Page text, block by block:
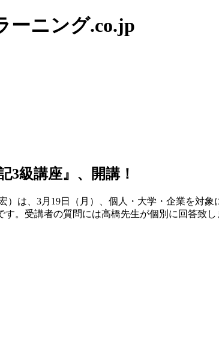
ーニング.co.jp
3級講座』、開講！
は、3月19日（月）、個人・大学・企業を対
。受講者の質問には高橋先生が個別に回答致